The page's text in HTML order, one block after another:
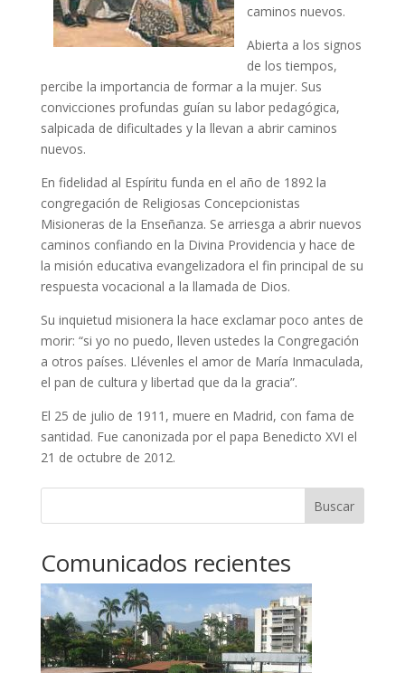
caminos nuevos.
Abierta a los signos
de los tiempos,
percibe la importancia de formar a la mujer. Sus
convicciones profundas guían su labor pedagógica,
salpicada de dificultades y la llevan a abrir caminos
nuevos.
En fidelidad al Espíritu funda en el año de 1892 la
congregación de Religiosas Concepcionistas
Misioneras de la Enseñanza. Se arriesga a abrir nuevos
caminos confiando en la Divina Providencia y hace de
la misión educativa evangelizadora el fin principal de su
respuesta vocacional a la llamada de Dios.
Su inquietud misionera la hace exclamar poco antes de
morir: “si yo no puedo, lleven ustedes la Congregación
a otros países. Llévenles el amor de María Inmaculada,
el pan de cultura y libertad que da la gracia”.
El 25 de julio de 1911, muere en Madrid, con fama de
santidad. Fue canonizada por el papa Benedicto XVI el
21 de octubre de 2012.
Buscar
Comunicados recientes